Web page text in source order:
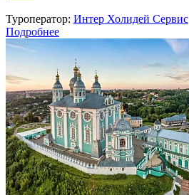
Туроператор: Интер Холидей Сервис
Подробнее